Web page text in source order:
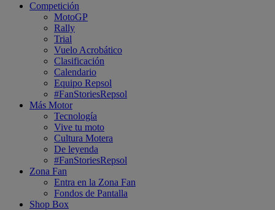
Competición
MotoGP
Rally
Trial
Vuelo Acrobático
Clasificación
Calendario
Equipo Repsol
#FanStoriesRepsol
Más Motor
Tecnología
Vive tu moto
Cultura Motera
De leyenda
#FanStoriesRepsol
Zona Fan
Entra en la Zona Fan
Fondos de Pantalla
Shop Box